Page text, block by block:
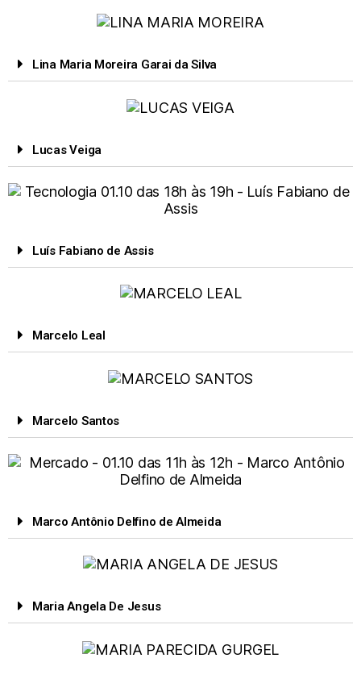
Lina Maria Moreira Garai da Silva
Lucas Veiga
Luís Fabiano de Assis
Marcelo Leal
Marcelo Santos
Marco Antônio Delfino de Almeida
Maria Angela De Jesus